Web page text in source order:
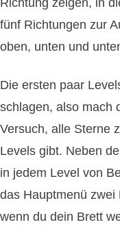
Richtung zeigen, in
fünf Richtungen zur
oben, unten und
Die ersten paar
schlagen, also mach
Versuch, alle Sterne
Levels gibt. Neben
in jedem Level von
das Hauptmenü zwei
wenn du dein Brett